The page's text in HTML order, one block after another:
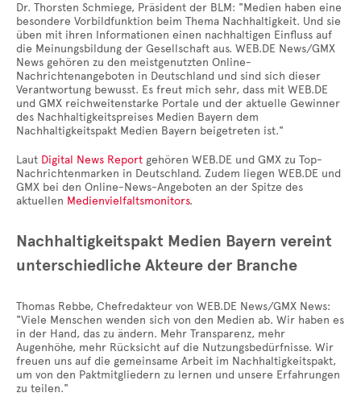
Dr. Thorsten Schmiege, Präsident der BLM: "Medien haben eine
besondere Vorbildfunktion beim Thema Nachhaltigkeit. Und sie
üben mit ihren Informationen einen nachhaltigen Einfluss auf
die Meinungsbildung der Gesellschaft aus. WEB.DE News/GMX
News gehören zu den meistgenutzten Online-
Nachrichtenangeboten in Deutschland und sind sich dieser
Verantwortung bewusst. Es freut mich sehr, dass mit WEB.DE
und GMX reichweitenstarke Portale und der aktuelle Gewinner
des Nachhaltigkeitspreises Medien Bayern dem
Nachhaltigkeitspakt Medien Bayern beigetreten ist."
Laut Digital News Report gehören WEB.DE und GMX zu Top-
Nachrichtenmarken in Deutschland. Zudem liegen WEB.DE und
GMX bei den Online-News-Angeboten an der Spitze des
aktuellen Medienvielfaltsmonitors.
Nachhaltigkeitspakt Medien Bayern vereint
unterschiedliche Akteure der Branche
Thomas Rebbe, Chefredakteur von WEB.DE News/GMX News:
"Viele Menschen wenden sich von den Medien ab. Wir haben es
in der Hand, das zu ändern. Mehr Transparenz, mehr
Augenhöhe, mehr Rücksicht auf die Nutzungsbedürfnisse. Wir
freuen uns auf die gemeinsame Arbeit im Nachhaltigkeitspakt,
um von den Paktmitgliedern zu lernen und unsere Erfahrungen
zu teilen."